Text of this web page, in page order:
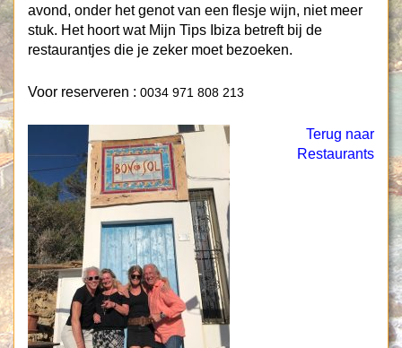
avond, onder het genot van een flesje wijn, niet meer
stuk. Het hoort wat Mijn Tips Ibiza betreft bij de
restaurantjes die je zeker moet bezoeken.
Voor reserveren : 0034 971 808 213
Terug naar
Restaurants